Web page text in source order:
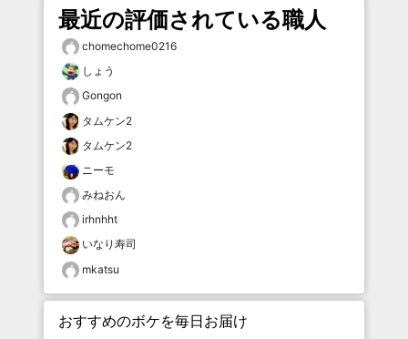
最近の評価されている職人
chomechome0216
しょう
Gongon
タムケン2
タムケン2
ニーモ
みねおん
irhnhht
いなり寿司
mkatsu
おすすめのボケを毎日お届け